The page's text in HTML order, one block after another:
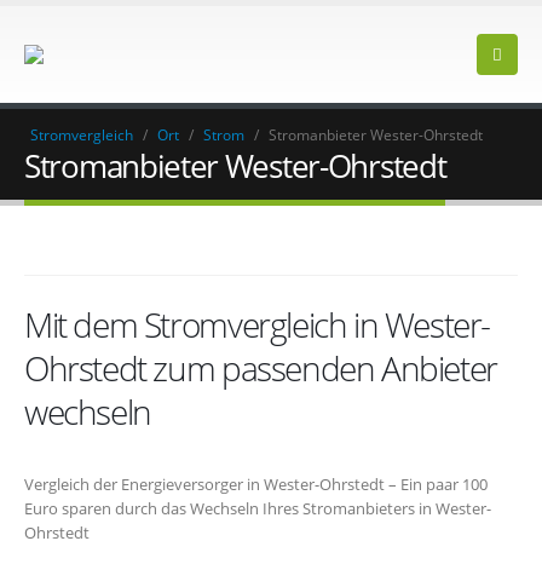
Stromvergleich / Ort / Strom / Stromanbieter Wester-Ohrstedt
Stromanbieter Wester-Ohrstedt
Mit dem Stromvergleich in Wester-
Ohrstedt zum passenden Anbieter
wechseln
Vergleich der Energieversorger in Wester-Ohrstedt – Ein paar 100
Euro sparen durch das Wechseln Ihres Stromanbieters in Wester-
Ohrstedt